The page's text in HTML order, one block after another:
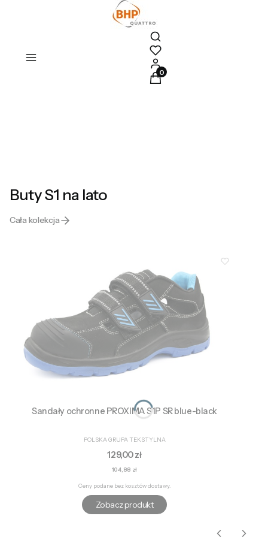
Otwórz wyszukiwarkę
Produkty w koszyku: 0.
Buty S1 na lato
Cała kolekcja
Sandały ochronne PROXIMA S1P SR blue-black
POLSKA GRUPA TEKSTYLNA
Cena
129,00 zł
Cena
104,88 zł
Ceny podane bez kosztów dostawy.
Zobacz produkt